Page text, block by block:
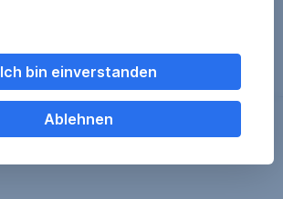
Ich bin einverstanden
Ablehnen